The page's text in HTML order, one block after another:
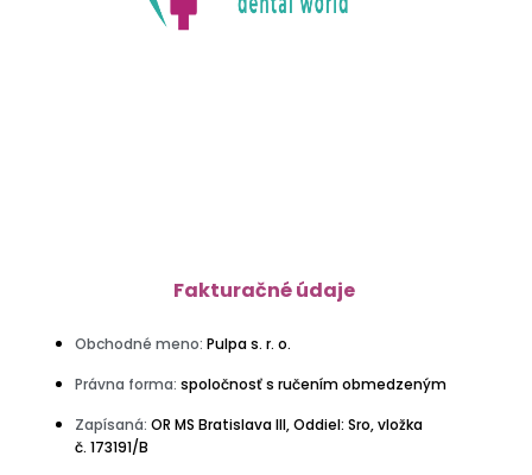
Fakturačné údaje
Obchodné meno: Pulpa s. r. o.
Právna forma: spoločnosť s ručením obmedzeným
Zapísaná: OR MS Bratislava III, Oddiel: Sro, vložka
č. 173191/B